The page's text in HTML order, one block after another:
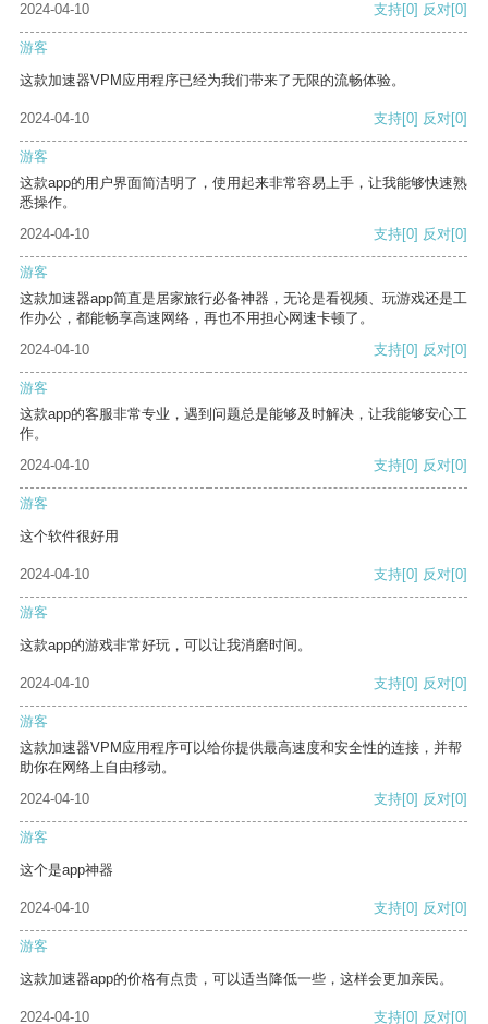
2024-04-10 支持[0] 反对[0]
游客
这款加速器VPM应用程序已经为我们带来了无限的流畅体验。
2024-04-10 支持[0] 反对[0]
游客
这款app的用户界面简洁明了，使用起来非常容易上手，让我能够快速熟
悉操作。
2024-04-10
支持[0] 反对[0]
游客
这款加速器app简直是居家旅行必备神器，无论是看视频、玩游戏还是工
作办公，都能畅享高速网络，再也不用担心网速卡顿了。
2024-04-10
支持[0] 反对[0]
游客
这款app的客服非常专业，遇到问题总是能够及时解决，让我能够安心工
作。
2024-04-10
支持[0] 反对[0]
游客
这个软件很好用
2024-04-10 支持[0] 反对[0]
游客
这款app的游戏非常好玩，可以让我消磨时间。
2024-04-10 支持[0] 反对[0]
游客
这款加速器VPM应用程序可以给你提供最高速度和安全性的连接，并帮
助你在网络上自由移动。
2024-04-10
支持[0] 反对[0]
游客
这个是app神器
2024-04-10 支持[0] 反对[0]
游客
这款加速器app的价格有点贵，可以适当降低一些，这样会更加亲民。
2024-04-10 支持[0] 反对[0]